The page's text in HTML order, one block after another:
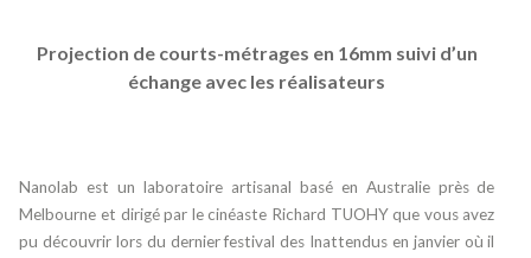
Projection de courts-métrages en 16mm suivi d’un
échange avec les réalisateurs
Nanolab est un laboratoire artisanal basé en Australie près de
Melbourne et dirigé par le cinéaste Richard TUOHY que vous avez
pu découvrir lors du dernier festival des Inattendus en janvier où il